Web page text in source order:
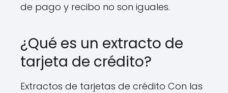
de pago y recibo no son iguales.
¿Qué es un extracto de
tarjeta de crédito?
Extractos de tarjetas de crédito Con las